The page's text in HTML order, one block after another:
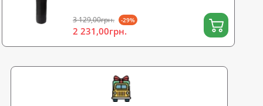
3 129,00грн. -29%
2 231,00грн.